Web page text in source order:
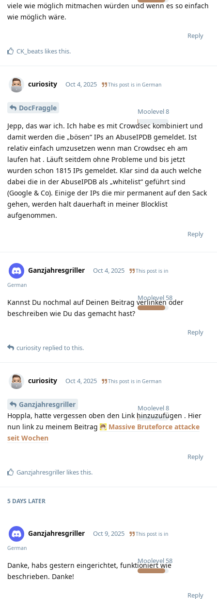
viele wie möglich mitmachen würden und wenn es so einfach
wie möglich wäre.
Reply
CK_beats likes this.
curiosity
Moolevel8
Oct 4, 2025 This post is in German
DocFraggle
Jepp, das war ich. Ich habe es mit Crowdsec kombiniert und
damit werden die „bösen“ IPs an AbuseIPDB gemeldet. Ist
relativ einfach umzusetzen wenn man Crowdsec eh am
laufen hat . Läuft seitdem ohne Probleme und bis jetzt
wurden schon 1815 IPs gemeldet. Klar sind da auch welche
dabei die in der AbuseIPDB als „whitelist“ geführt sind
(Google & Co). Einige der IPs die mir permanent auf den Sack
gehen, werden halt dauerhaft in meiner Blocklist
aufgenommen.
Reply
Ganzjahresgriller
Moolevel 58
Oct 4, 2025 This post is in
German
Kannst Du nochmal auf Deinen Beitrag verlinken oder
beschreiben wie Du das gemacht hast?
Reply
curiosity replied to this.
curiosity
Moolevel8
Oct 4, 2025 This post is in German
Ganzjahresgriller
Hoppla, hatte vergessen oben den Link hinzuzufügen . Hier
nun link zu meinem Beitrag
Massive Bruteforce attacke
seit Wochen
Reply
Ganzjahresgriller likes this.
5 DAYS LATER
Ganzjahresgriller
Moolevel 58
Oct 9, 2025 This post is in
German
Danke, habs gestern eingerichtet, funktioniert wie
beschrieben. Danke!
Reply